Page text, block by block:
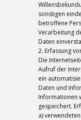
sonstigen
betroffene
Verarbeitung
Daten
2. Erfassung
Die
Aufruf der
ein
Daten und
Informationen
gespeichert.
a)